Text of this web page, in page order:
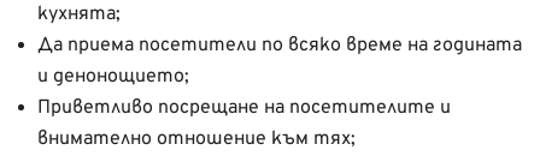
кухнята;
Да приема посетители по всяко време на годината
и денонощието;
Приветливо посрещане на посетителите и
внимателно отношение към тях;